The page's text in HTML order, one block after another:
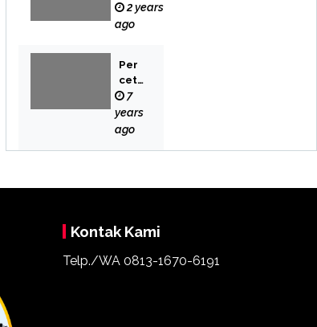
Buku
Novel
2 years
ago
Per
cet
aka
n
Bek
7
years
ago
Kontak Kami
Telp./WA 0813-1670-6191